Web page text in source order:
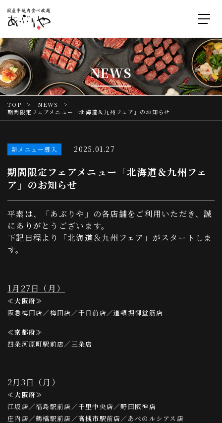
NEWS
TOP
NEWS
期間限定フェアメニュー「北海道＆九州フェア」のお知らせ
新メニュー導入 2025.01.27
期間限定フェアメニュー「北海道＆九州フェ
ア」のお知らせ
平素は、「あぶりや」の各店舗をご利用いただき、誠
にありがとうございます。
下記日程より「北海道＆九州フェア」がスタートしま
す。
1月27日（月）
≪大阪府≫
阪急梅田店／梅田店／千日前店／道頓堀御堂筋店
≪京都府≫
四条河原町駅前店／三条店
2月3日（月）
≪大阪府≫
江坂店／福島駅前店／千里中央店／野田阪神店
庄内店／鶴橋駅前店／高槻市駅前店／あべのルシアス店